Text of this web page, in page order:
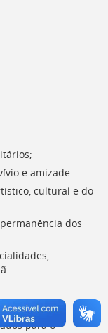
e amizade
cultural e do
dos
para o